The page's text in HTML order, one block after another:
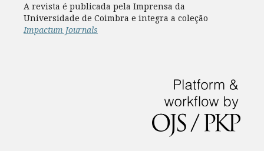
A revista é publicada pela Imprensa da
Universidade de Coimbra e integra a coleção
Impactum Journals